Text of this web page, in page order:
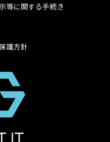
等に関する手続き
護方針